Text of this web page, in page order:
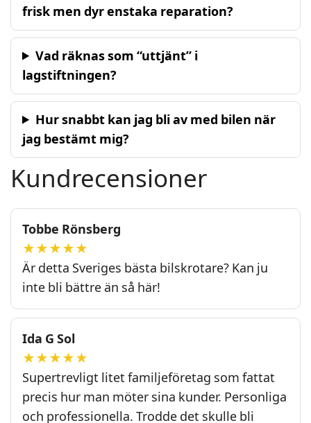
frisk men dyr enstaka reparation?
Vad räknas som “uttjänt” i
lagstiftningen?
Hur snabbt kan jag bli av med bilen när
jag bestämt mig?
Kundrecensioner
Tobbe Rönsberg
★★★★★
Är detta Sveriges bästa bilskrotare? Kan ju
inte bli bättre än så här!
Ida G Sol
★★★★★
Supertrevligt litet familjeföretag som fattat
precis hur man möter sina kunder. Personliga
och professionella. Trodde det skulle bli